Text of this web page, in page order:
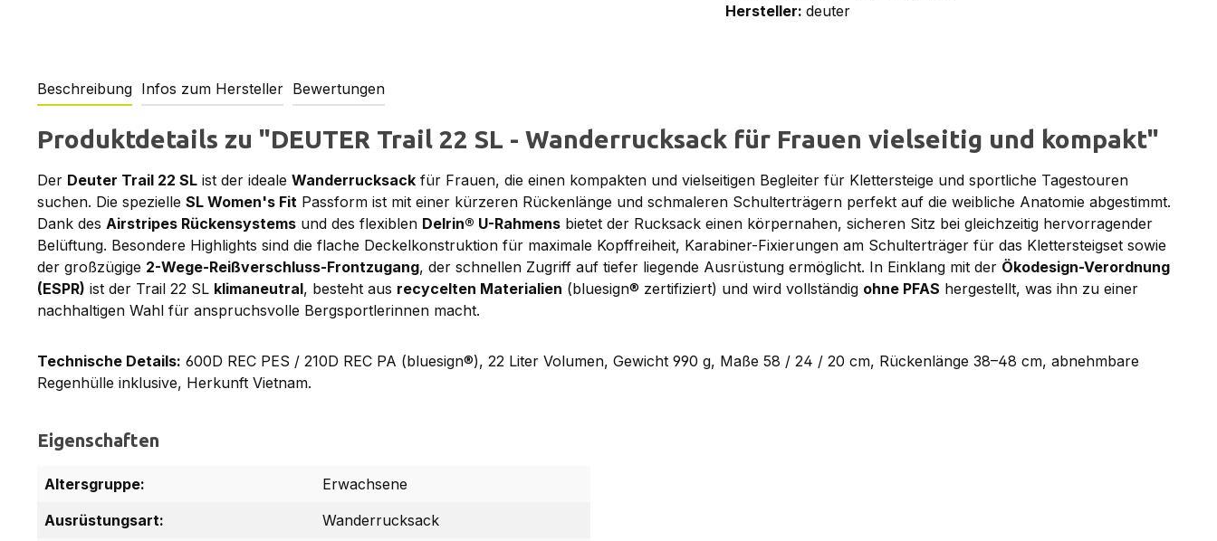
Hersteller: deuter
Beschreibung Infos zum Hersteller Bewertungen
Produktdetails zu "DEUTER Trail 22 SL - Wanderrucksack für Frauen vielseitig und kompakt"
Der Deuter Trail 22 SL ist der ideale Wanderrucksack für Frauen, die einen kompakten und vielseitigen Begleiter für Klettersteige und sportliche Tagestouren
suchen. Die spezielle SL Women's Fit Passform ist mit einer kürzeren Rückenlänge und schmaleren Schulterträgern perfekt auf die weibliche Anatomie abgestimmt.
Dank des Airstripes Rückensystems und des flexiblen Delrin® U-Rahmens bietet der Rucksack einen körpernahen, sicheren Sitz bei gleichzeitig hervorragender
Belüftung. Besondere Highlights sind die flache Deckelkonstruktion für maximale Kopffreiheit, Karabiner-Fixierungen am Schulterträger für das Klettersteigset sowie
der großzügige 2-Wege-Reißverschluss-Frontzugang, der schnellen Zugriff auf tiefer liegende Ausrüstung ermöglicht. In Einklang mit der Ökodesign-Verordnung
(ESPR) ist der Trail 22 SL klimaneutral, besteht aus recycelten Materialien (bluesign® zertifiziert) und wird vollständig ohne PFAS hergestellt, was ihn zu einer
nachhaltigen Wahl für anspruchsvolle Bergsportlerinnen macht.
Technische Details: 600D REC PES / 210D REC PA (bluesign®), 22 Liter Volumen, Gewicht 990 g, Maße 58 / 24 / 20 cm, Rückenlänge 38–48 cm, abnehmbare
Regenhülle inklusive, Herkunft Vietnam.
Eigenschaften
Altersgruppe:
Erwachsene
Ausrüstungsart:
Wanderrucksack